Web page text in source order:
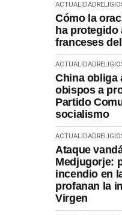
ACTUALIDAD
Cómo la
ha
franceses
ACTUALIDAD
China obliga
obispos a
Partido
socialismo
ACTUALIDAD
Ataque
Medjugorje:
incendio en
profanan la
Virgen